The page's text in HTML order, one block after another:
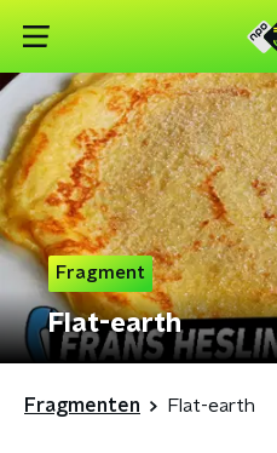
Fragment
Flat-earth
Fragmenten Flat-earth